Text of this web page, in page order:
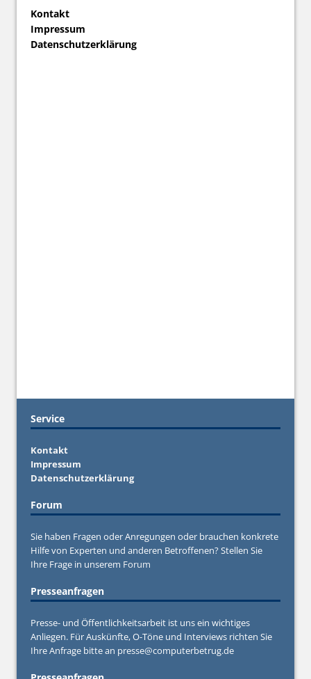
Kontakt
Impressum
Datenschutzerklärung
Service
Kontakt
Impressum
Datenschutzerklärung
Forum
Sie haben Fragen oder Anregungen oder brauchen konkrete
Hilfe von Experten und anderen Betroffenen? Stellen Sie
Ihre Frage in unserem Forum
Presseanfragen
Presse- und Öffentlichkeitsarbeit ist uns ein wichtiges
Anliegen. Für Auskünfte, O-Töne und Interviews richten Sie
Ihre Anfrage bitte an presse@computerbetrug.de